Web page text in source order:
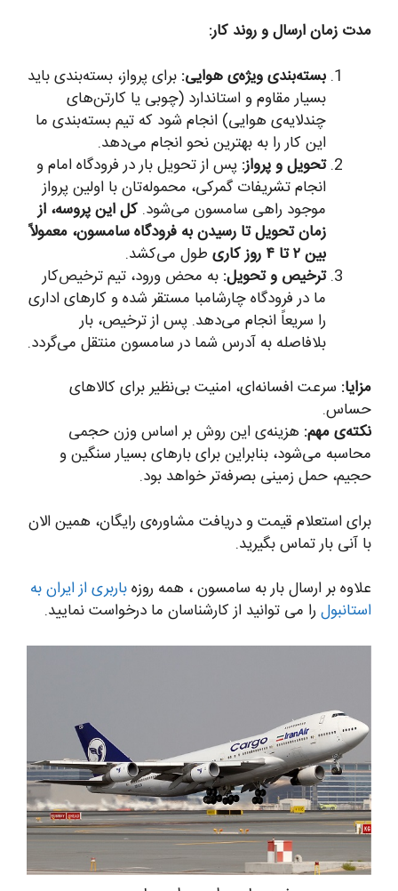
مدت زمان ارسال و روند کار:
بسته‌بندی ویژه‌ی هوایی: برای پرواز، بسته‌بندی باید
بسیار مقاوم و استاندارد (چوبی یا کارتن‌های
چندلایه‌ی هوایی) انجام شود که تیم بسته‌بندی ما
این کار را به بهترین نحو انجام می‌دهد.
تحویل و پرواز: پس از تحویل بار در فرودگاه امام و
انجام تشریفات گمرکی، محموله‌تان با اولین پرواز
موجود راهی سامسون می‌شود. کل این پروسه، از
زمان تحویل تا رسیدن به فرودگاه سامسون، معمولاً
بین ۲ تا ۴ روز کاری
طول می‌کشد.
ترخیص و تحویل: به محض ورود، تیم ترخیص‌کار
ما در فرودگاه چارشامبا مستقر شده و کارهای اداری
را سریعاً انجام می‌دهد. پس از ترخیص، بار
بلافاصله به آدرس شما در سامسون منتقل می‌گردد.
مزایا: سرعت افسانه‌ای، امنیت بی‌نظیر برای کالاهای
حساس.
نکته‌ی مهم: هزینه‌ی این روش بر اساس وزن حجمی
محاسبه می‌شود، بنابراین برای بارهای بسیار سنگین و
حجیم، حمل زمینی بصرفه‌تر خواهد بود.
برای استعلام قیمت و دریافت مشاوره‌ی رایگان، همین الان
با آنی بار تماس بگیرید.
علاوه بر ارسال بار به سامسون ، همه روزهباربری از ایران به
استانبول را می توانید از کارشناسان ما درخواست نمایید.